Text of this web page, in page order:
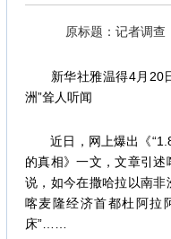
原标题：记者调查
新华社雅温得4月20日
洲”耸人听闻
近日，网上爆出《
的真相》一文，文章引
说，如今在撒哈拉以南非
喀麦隆经济首都杜阿拉
床”……